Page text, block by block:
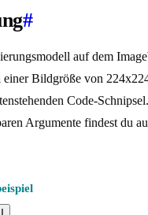
#
auf dem
einer Bildgröße von
Code-
Argumente findest du